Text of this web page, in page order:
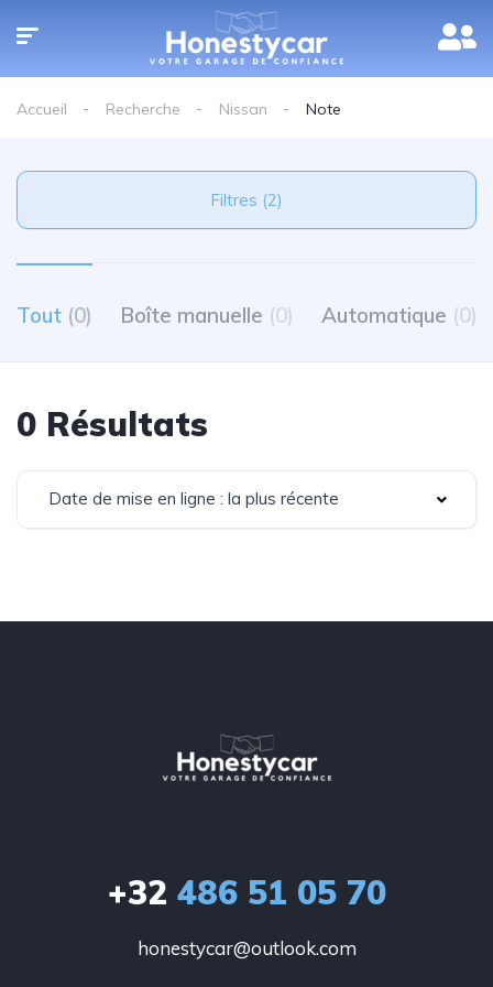
Accueil Recherche Nissan Note
Filtres (2)
Tout (0) Boîte manuelle (0) Automatique (0)
0 Résultats
Date de mise en ligne : la plus récente
+32 486 51 05 70
honestycar@outlook.com